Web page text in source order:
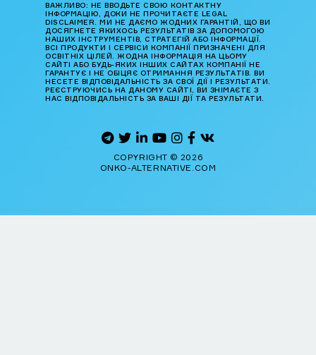
ВАЖЛИВО: НЕ ВВОДЬТЕ СВОЮ КОНТАКТНУ
ІНФОРМАЦІЮ, ДОКИ НЕ ПРОЧИТАЄТЕ LEGAL
DISCLAIMER. МИ НЕ ДАЄМО ЖОДНИХ ГАРАНТІЙ, ЩО ВИ
ДОСЯГНЕТЕ ЯКИХОСЬ РЕЗУЛЬТАТІВ ЗА ДОПОМОГОЮ
НАШИХ ІНСТРУМЕНТІВ, СТРАТЕГІЙ АБО ІНФОРМАЦІЇ.
ВСІ ПРОДУКТИ І СЕРВІСИ КОМПАНІЇ ПРИЗНАЧЕНІ ДЛЯ
ОСВІТНІХ ЦІЛЕЙ. ЖОДНА ІНФОРМАЦІЯ НА ЦЬОМУ
САЙТІ АБО БУДЬ-ЯКИХ ІНШИХ САЙТАХ КОМПАНІЇ НЕ
ГАРАНТУЄ І НЕ ОБІЦЯЄ ОТРИМАННЯ РЕЗУЛЬТАТІВ. ВИ
НЕСЕТЕ ВІДПОВІДАЛЬНІСТЬ ЗА СВОЇ ДІЇ І РЕЗУЛЬТАТИ.
РЕЄСТРУЮЧИСЬ НА ДАНОМУ САЙТІ, ВИ ЗНІМАЄТЕ З
НАС ВІДПОВІДАЛЬНІСТЬ ЗА ВАШІ ДІЇ ТА РЕЗУЛЬТАТИ.
COPYRIGHT © 2026
ONKO-ALTERNATIVE.COM